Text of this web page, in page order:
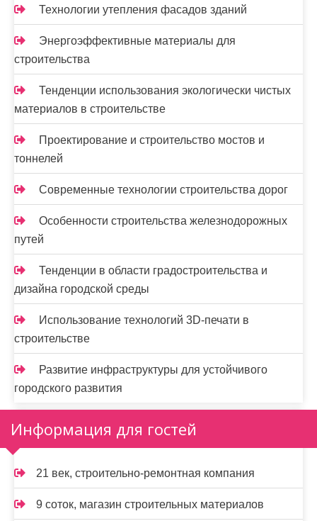
Технологии утепления фасадов зданий
Энергоэффективные материалы для
строительства
Тенденции использования экологически чистых
материалов в строительстве
Проектирование и строительство мостов и
тоннелей
Современные технологии строительства дорог
Особенности строительства железнодорожных
путей
Тенденции в области градостроительства и
дизайна городской среды
Использование технологий 3D-печати в
строительстве
Развитие инфраструктуры для устойчивого
городского развития
Информация для гостей
21 век, строительно-ремонтная компания
9 соток, магазин строительных материалов